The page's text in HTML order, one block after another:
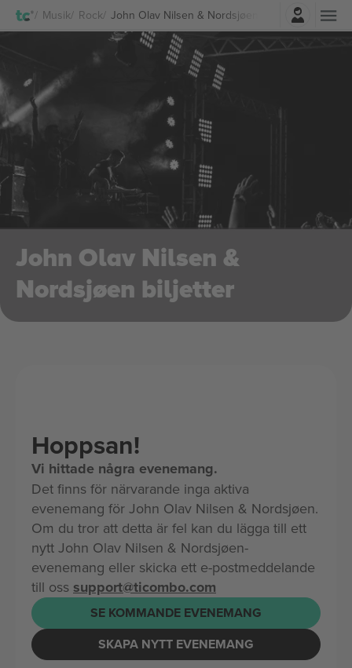
Musik Rock John Olav Nilsen & Nordsjøen biljetter
Logga in
John Olav Nilsen &
Nordsjøen biljetter
Hoppsan!
Vi hittade några evenemang.
Det finns för närvarande inga aktiva
evenemang för John Olav Nilsen & Nordsjøen.
Om du tror att detta är fel kan du lägga till ett
nytt John Olav Nilsen & Nordsjøen-
evenemang eller skicka ett e-postmeddelande
till oss support@ticombo.com
SE KOMMANDE EVENEMANG
SKAPA NYTT EVENEMANG